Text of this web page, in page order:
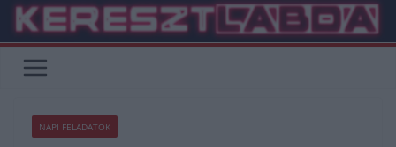
Skip
content
NAPI FELADATOK